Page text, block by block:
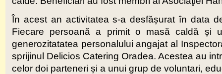
În acest an activitatea s-a desfășurat în data
Fiecare persoană a primit o masă caldă și
generozitatatea personalului angajat al
sprijinul Delicios Catering Oradea. Acestea au
celor doi parteneri și a unui grup de voluntari,